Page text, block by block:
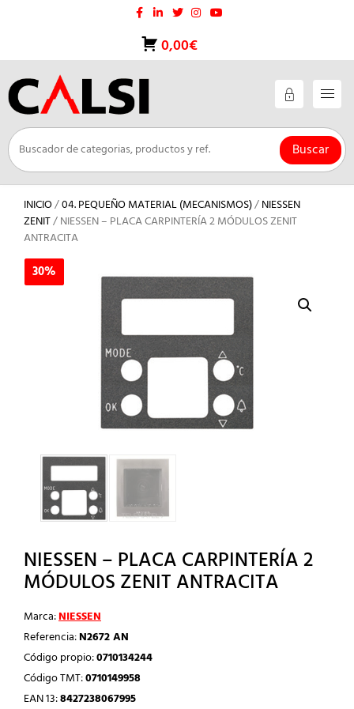
0,00€
Buscar
INICIO/04. PEQUEÑO MATERIAL (MECANISMOS)/NIESSEN
ZENIT/ NIESSEN – PLACA CARPINTERÍA 2 MÓDULOS ZENIT
ANTRACITA
30%
NIESSEN – PLACA CARPINTERÍA 2
MÓDULOS ZENIT ANTRACITA
Marca:NIESSEN
Referencia:N2672 AN
Código propio:0710134244
Código TMT:0710149958
EAN 13:8427238067995
30%